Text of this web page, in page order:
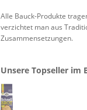
Alle Bauck-Produkte
verzichtet man aus
Zusammensetzungen.
Unsere Topseller im